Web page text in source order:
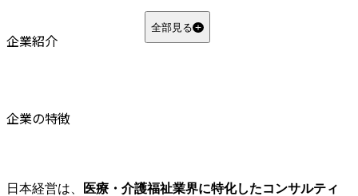
基本的な考え方
まとめ
Q2. 日本経営の「大家族主義」とはどのような社風ですか？
全部見る
企業紹介
企業の特徴
日本経営は、
医療・介護福祉業界に特化したコンサルティ